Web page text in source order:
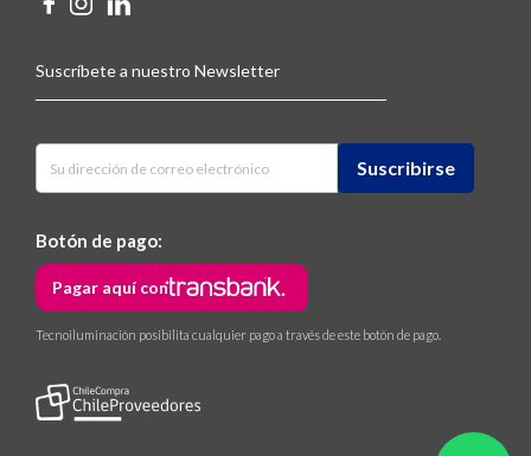
Suscríbete a nuestro Newsletter
Botón de pago:
Pagar aquí con
Tecnoiluminación posibilita cualquier pago a través de este botón de pago.